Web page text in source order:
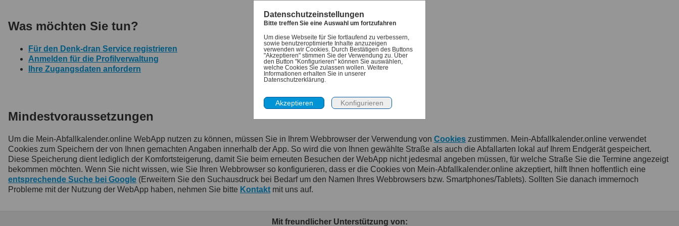
Was möchten Sie tun?
Für den Denk-dran Service registrieren
Anmelden für die Profilverwaltung
Ihre Zugangsdaten anfordern
Mindestvoraussetzungen
Um die Mein-Abfallkalender.online WebApp nutzen zu können, müssen Sie in Ihrem Webbrowser der Verwendung von Cookies zustimmen. Mein-Abfallkalender.online verwendet
Cookies zum Speichern der von Ihnen gemachten Angaben innerhalb der App. So wird die von Ihnen gewählte Straße als auch die Abfallarten lokal auf Ihrem Endgerät gespeichert.
Diese Speicherung dient lediglich der Komfortsteigerung, damit Sie beim erneuten Besuchen der WebApp nicht jedesmal angeben müssen, für welche Straße Sie die Termine angezeigt
bekommen möchten. Wenn Sie nicht wissen, wie Sie Ihren Webbrowser so konfigurieren, dass er die Cookies von Mein-Abfallkalender.online akzeptiert, hilft Ihnen hoffentlich eine
entsprechende Suche bei Google (Erweitern Sie den Suchausdruck bei Bedarf um den Namen Ihres Webbrowsers bzw. Smartphones/Tablets). Sollten Sie danach immernoch
Probleme mit der Nutzung der WebApp haben, nehmen Sie bitte Kontakt mit uns auf.
Mit freundlicher Unterstützung von:
Datenschutzeinstellungen
Bitte treffen Sie eine Auswahl um fortzufahren
Um diese Webseite für Sie fortlaufend zu verbessern,
sowie benutzeroptimierte Inhalte anzuzeigen
verwenden wir Cookies. Durch Bestätigen des Buttons
"Akzeptieren" stimmen Sie der Verwendung zu. Über
den Button "Konfigurieren" können Sie auswählen,
welche Cookies Sie zulassen wollen. Weitere
Informationen erhalten Sie in unserer
Datenschutzerklärung.